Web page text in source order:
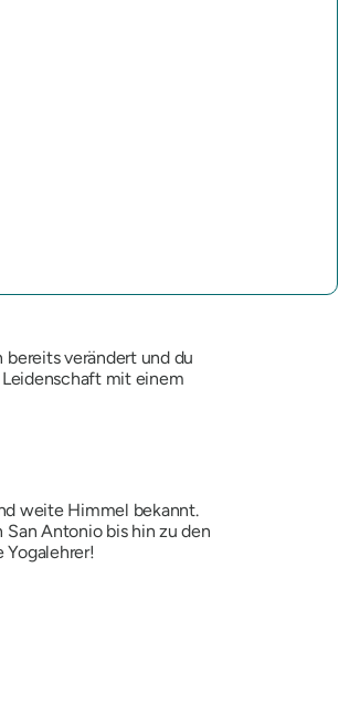
verändert und du
mit einem
weite Himmel bekannt.
Antonio bis hin zu den
Yogalehrer!